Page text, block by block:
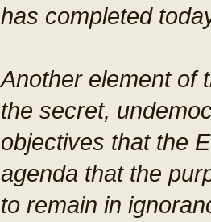
has completed
Another element of
the secret,
objectives that the
agenda that the
to remain in